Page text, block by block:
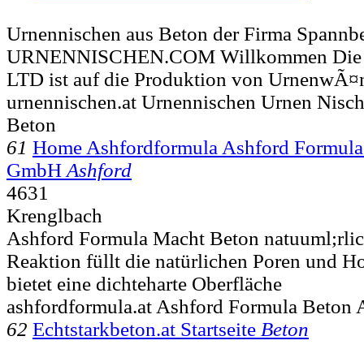
Urnennischen aus Beton der Firma
URNENNISCHEN.COM Willkommen
LTD ist auf die Produktion von
urnennischen.at Urnennischen Urnen
Beton
61 Home Ashfordformula Ashford
GmbH Ashford
4631
Krenglbach
Ashford Formula Macht Beton
Reaktion füllt die natürlichen Poren und
bietet eine dichteharte Oberfläche
ashfordformula.at Ashford Formula Beton
62 Echtstarkbeton.at Startseite Beton